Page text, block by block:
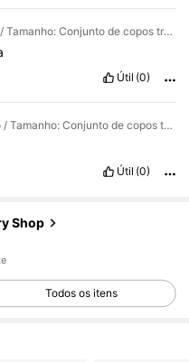
Cor: Multicolorido / Tamanho: Conjunto de copos transparentes (4 copos + 4 canudos + 1 escova de limpeza)
Útil (0)
Cor: Multicolorido / Tamanho: Conjunto de copos transparentes (4 copos + 4 canudos + 1 escova de limpeza)
Útil (0)
Shop
Todos os itens